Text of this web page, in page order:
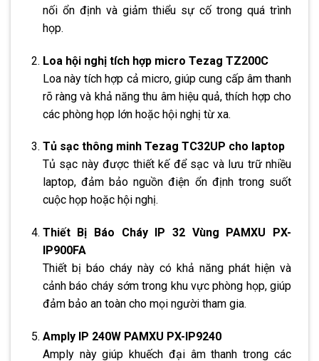
nối ổn định và giảm thiểu sự cố trong quá trình
họp.
Loa hội nghị tích hợp micro Tezag TZ200C
Loa này tích hợp cả micro, giúp cung cấp âm thanh
rõ ràng và khả năng thu âm hiệu quả, thích hợp cho
các phòng họp lớn hoặc hội nghị từ xa.
Tủ sạc thông minh Tezag TC32UP cho laptop
Tủ sạc này được thiết kế để sạc và lưu trữ nhiều
laptop, đảm bảo nguồn điện ổn định trong suốt
cuộc họp hoặc hội nghị.
Thiết Bị Báo Cháy IP 32 Vùng PAMXU PX-
IP900FA
Thiết bị báo cháy này có khả năng phát hiện và
cảnh báo cháy sớm trong khu vực phòng họp, giúp
đảm bảo an toàn cho mọi người tham gia.
Amply IP 240W PAMXU PX-IP9240
Amply này giúp khuếch đại âm thanh trong các